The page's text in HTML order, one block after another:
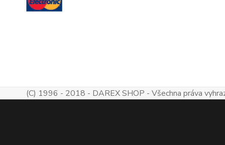
(C) 1996 - 2018 - DAREX SHOP - Všechna práva